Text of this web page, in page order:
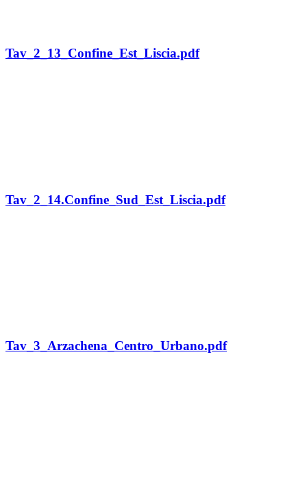
Tav_2_13_Confine_Est_Liscia.pdf
Tav_2_14.Confine_Sud_Est_Liscia.pdf
Tav_3_Arzachena_Centro_Urbano.pdf